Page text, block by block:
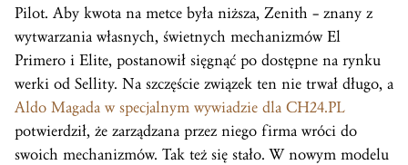
Pilot. Aby kwota na metce była niższa, Zenith – znany z
wytwarzania własnych, świetnych mechanizmów El
Primero i Elite, postanowił sięgnąć po dostępne na rynku
werki od Sellity. Na szczęście związek ten nie trwał długo, a
Aldo Magada w specjalnym wywiadzie dla CH24.PL
potwierdził, że zarządzana przez niego firma wróci do
swoich mechanizmów. Tak też się stało. W nowym modelu